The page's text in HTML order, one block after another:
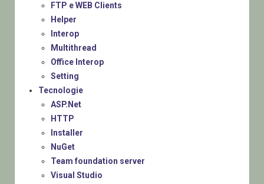
FTP e WEB Clients
Helper
Interop
Multithread
Office Interop
Setting
Tecnologie
ASP.Net
HTTP
Installer
NuGet
Team foundation server
Visual Studio